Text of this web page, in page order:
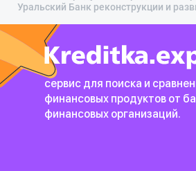
Уральский Банк реконструкции и
сервис для поиска и
финансовых продуктов от
финансовых организаций.